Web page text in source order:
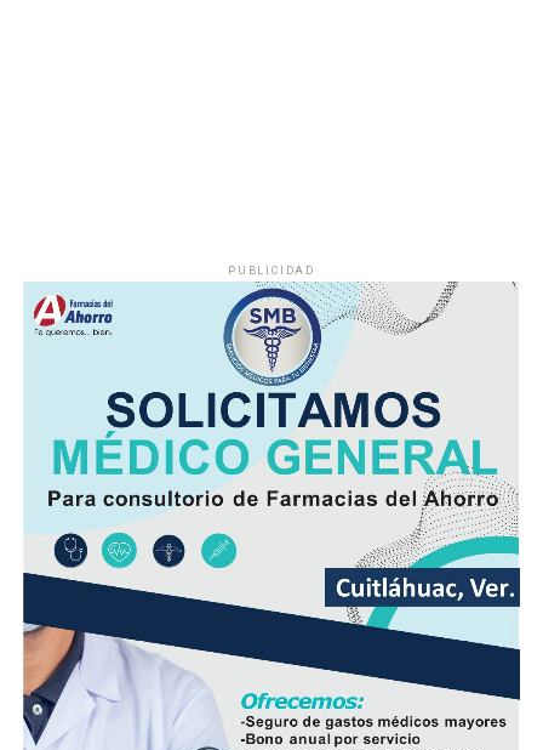
Dulce María Alducin Vallejo, habitante de la comunidad,
explicó que la petición fue presentada ante las
autoridades municipales y que, tras las gestiones
realizadas en conjunto con Hidrosistema, fue posible
concretar la obra que hoy permite mejorar el
suministro.
Además de incrementar la capacidad de conducción, la
nueva infraestructura incorpora válvulas y materiales de
mayor resistencia, lo que permitirá mantener una mejor
operación del sistema y disminuir las afectaciones
derivadas de fallas en la red.
Con esta ampliación, las autoridades municipales buscan
fortalecer la infraestructura hidráulica en las
comunidades rurales y mejorar el acceso al agua potable
PUBLICIDAD